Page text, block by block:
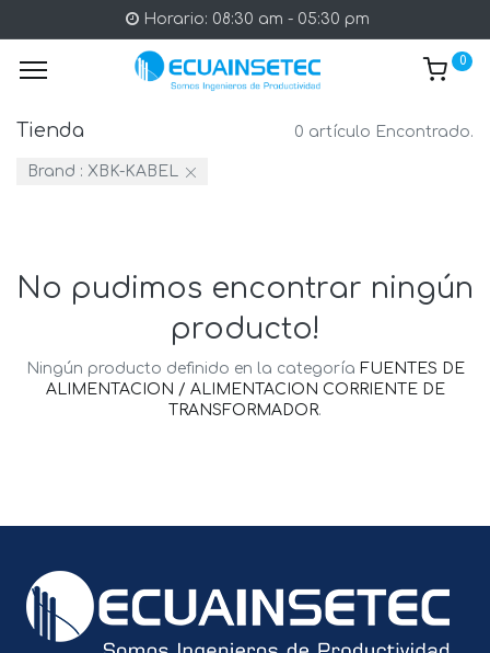
Horario: 08:30 am - 05:30 pm
0
Tienda 0 artículo Encontrado.
Brand : XBK-KABEL
No pudimos encontrar ningún
producto!
Ningún producto definido en la categoría FUENTES DE
ALIMENTACION / ALIMENTACION CORRIENTE DE
TRANSFORMADOR.